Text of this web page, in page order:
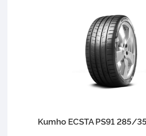
Kumho ECSTA PS91 285/